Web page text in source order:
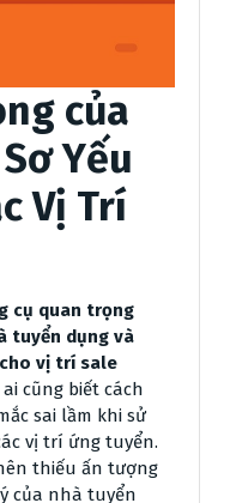
của
Yếu
Vị Trí
cụ quan trọng
tuyển dụng và
vị trí sale
cũng biết cách
sai lầm khi sử
vị trí ứng tuyển.
thiếu ấn tượng
của nhà tuyển